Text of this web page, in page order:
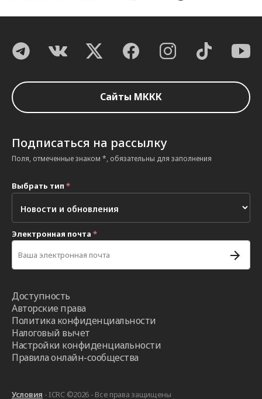
Сайты МККК
Подписаться на рассылку
Поля, отмеченные знаком *, обязательны для заполнения
Выбрать тип *
Электронная почта *
Доступность
Авторские права
Политика конфиденциальности
Налоговый вычет
Настройки конфиденциальности
Правила онлайн-сообщества
Условия - ICRC ©2026 - Все права защищены